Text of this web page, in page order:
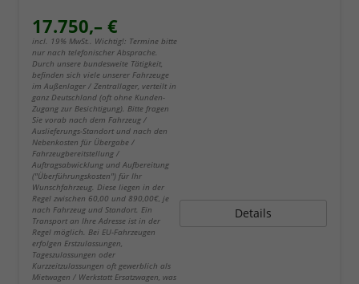
17.750,– €
incl. 19% MwSt.. Wichtig!: Termine bitte
nur nach telefonischer Absprache.
Durch unsere bundesweite Tätigkeit,
befinden sich viele unserer Fahrzeuge
im Außenlager / Zentrallager, verteilt in
ganz Deutschland (oft ohne Kunden-
Zugang zur Besichtigung). Bitte fragen
Sie vorab nach dem Fahrzeug /
Auslieferungs-Standort und nach den
Nebenkosten für Übergabe /
Fahrzeugbereitstellung /
Auftragsabwicklung und Aufbereitung
("Überführungskosten") für Ihr
Wunschfahrzeug. Diese liegen in der
Regel zwischen 60,00 und 890,00€, je
nach Fahrzeug und Standort. Ein
Transport an Ihre Adresse ist in der
Regel möglich. Bei EU-Fahrzeugen
erfolgen Erstzulassungen,
Tageszulassungen oder
Kurzzeitzulassungen oft gewerblich als
Mietwagen / Werkstatt Ersatzwagen, was
Details